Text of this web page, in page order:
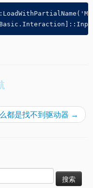
都是找不到驱动器 →